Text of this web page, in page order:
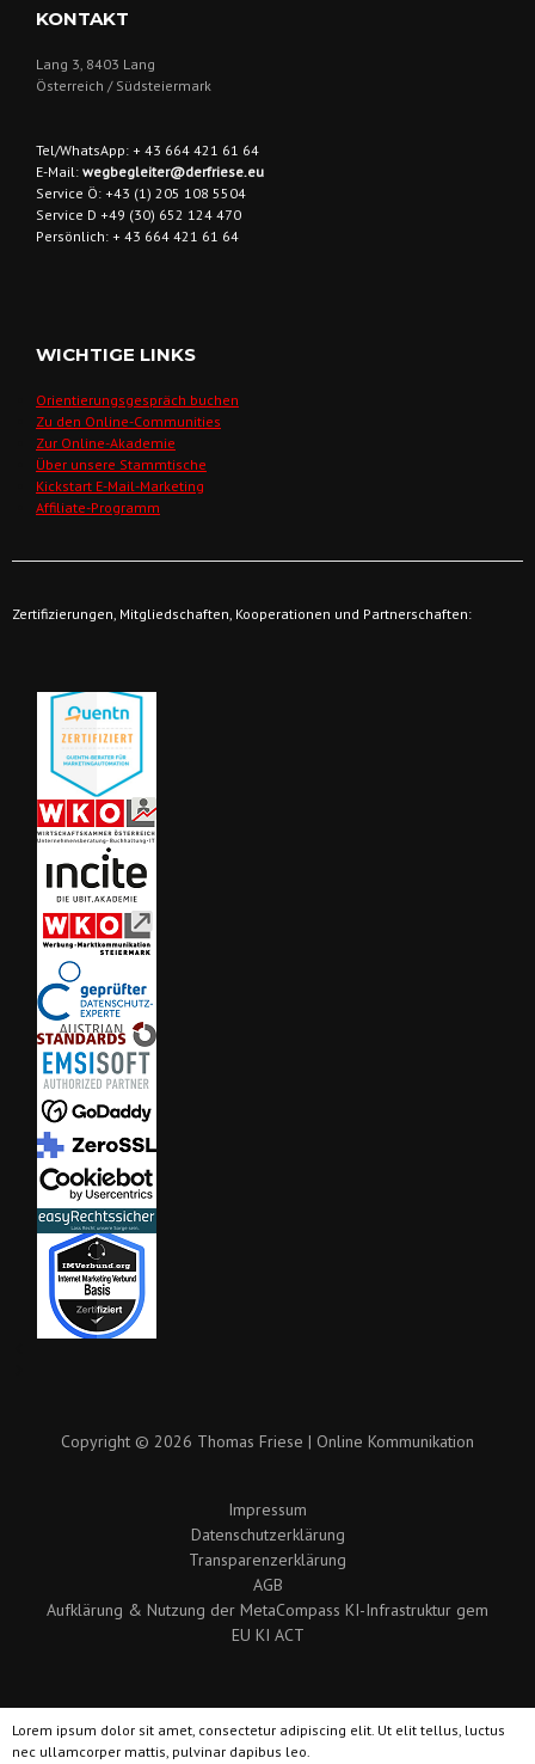
KONTAKT
Lang 3, 8403 Lang
Österreich / Südsteiermark
Tel/WhatsApp: + 43 664 421 61 64
E-Mail: wegbegleiter@derfriese.eu
Service Ö: +43 (1) 205 108 5504
Service D +49 (30) 652 124 470
Persönlich: + 43 664 421 61 64
WICHTIGE LINKS
Orientierungsgespräch buchen
Zu den Online-Communities
Zur Online-Akademie
Über unsere Stammtische
Kickstart E-Mail-Marketing
Affiliate-Programm
Zertifizierungen, Mitgliedschaften, Kooperationen und Partnerschaften:
Copyright © 2026 Thomas Friese | Online Kommunikation
Impressum
Datenschutzerklärung
Transparenzerklärung
AGB
Aufklärung & Nutzung der MetaCompass KI-Infrastruktur gem
EU KI ACT
Lorem ipsum dolor sit amet, consectetur adipiscing elit. Ut elit tellus, luctus
nec ullamcorper mattis, pulvinar dapibus leo.